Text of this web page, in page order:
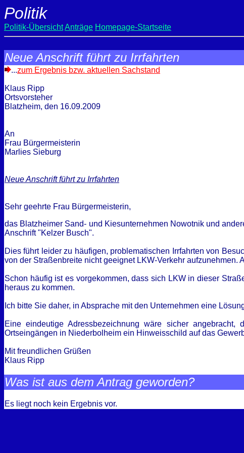
Politik
Politik-ÜbersichtAnträge Homepage-Startseite
Neue Anschrift führt zu Irrfahrten
...zum Ergebnis bzw. aktuellen Sachstand
Klaus Ripp
Ortsvorsteher
Blatzheim, den 16.09.2009
An
Frau Bürgermeisterin
Marlies Sieburg
Neue Anschrift führt zu Irrfahrten
Sehr geehrte Frau Bürgermeisterin,
das Blatzheimer Sand- und Kiesunternehmen Nowotnik und
Anschrift "Kelzer Busch".
Dies führt leider zu häufigen, problematischen Irrfahrten von
von der Straßenbreite nicht geeignet LKW-Verkehr
Schon häufig ist es vorgekommen, dass sich LKW in dieser
heraus zu kommen.
Ich bitte Sie daher, in Absprache mit den Unternehmen eine
Eine eindeutige Adressbezeichnung wäre sicher
Ortseingängen in Niederbolheim ein Hinweisschild auf das
Mit freundlichen Grüßen
Klaus Ripp
Was ist aus dem Antrag geworden?
Es liegt noch kein Ergebnis vor.